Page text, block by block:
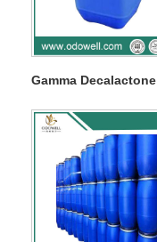
Gamma Decalactone